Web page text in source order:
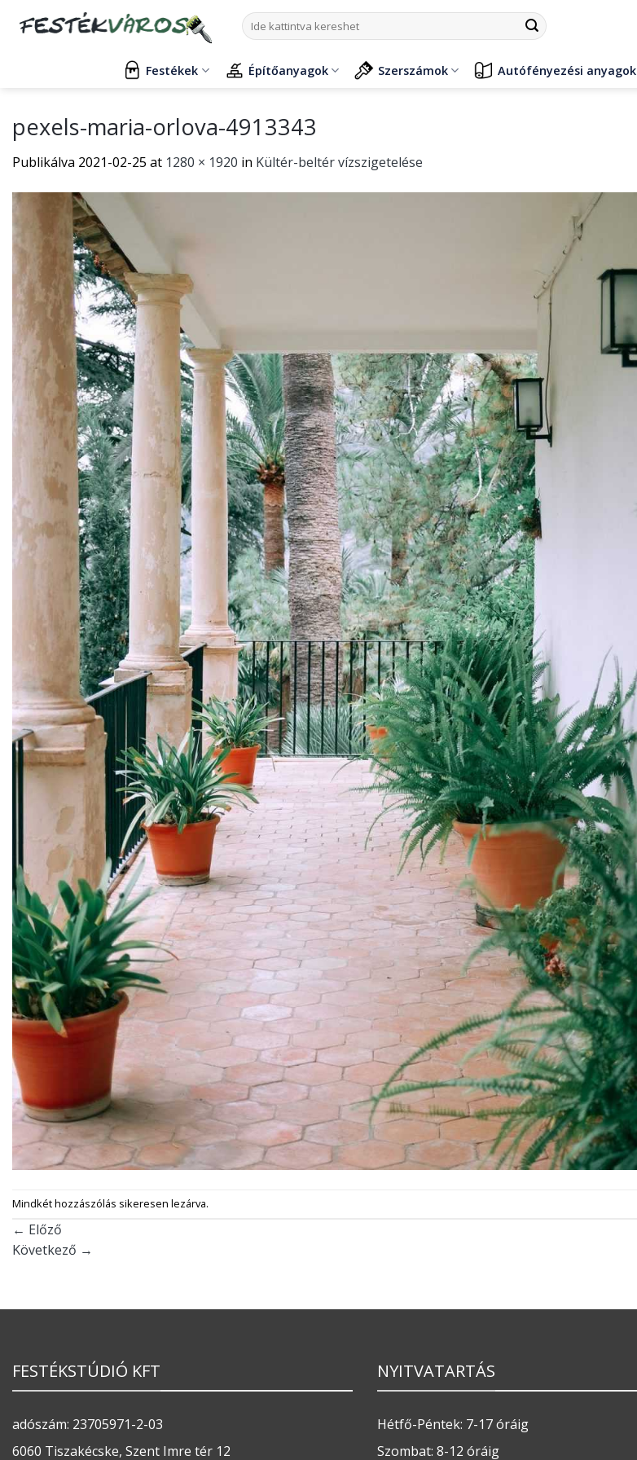
Keresés
a
Festékek Építőanyagok Szerszámok Autófényezési anyagok
pexels-maria-orlova-4913343
Publikálva 2021-02-25 at 1280 × 1920 in Kültér-beltér vízszigetelése
Mindkét hozzászólás sikeresen lezárva.
← Előző
Következő →
FESTÉKSTÚDIÓ KFT
adószám: 23705971-2-03
6060 Tiszakécske, Szent Imre tér 12
NYITVATARTÁS
Hétfő-Péntek: 7-17 óráig
Szombat: 8-12 óráig